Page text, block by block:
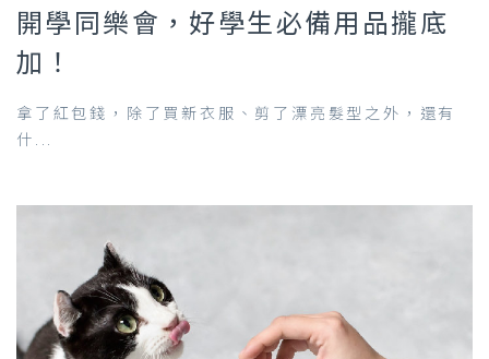
開學同樂會，好學生必備用品攏底
加！
拿了紅包錢，除了買新衣服、剪了漂亮髮型之外，還有
什...